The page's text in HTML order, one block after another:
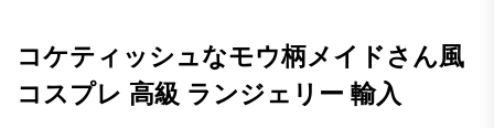
コケティッシュなモウ柄メイドさん風
コスプレ 高級 ランジェリー 輸入